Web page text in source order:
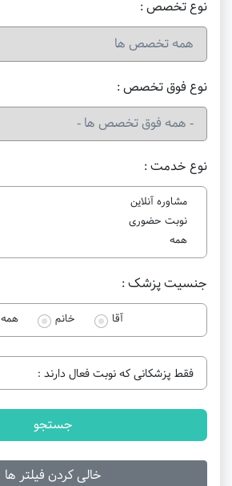
نوع خدمت :
مشاوره آنلاین
نوبت حضوری
همه
نوع تخصص :
نوع فوق تخصص :
جنسیت پزشک :
آقا خانم همه
فقط پزشکانی که نوبت فعال دارند :
جستجو
خالی کردن فیلتر ها